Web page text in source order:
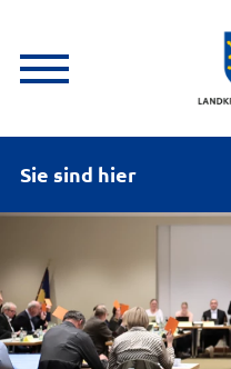
Sie sind hier